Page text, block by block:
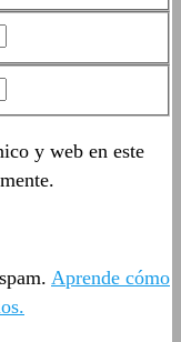
y web en este
Aprende cómo